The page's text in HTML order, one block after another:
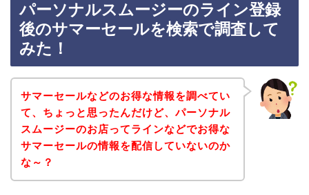
パーソナルスムージーのライン登録
後のサマーセールを検索で調査して
みた！
サマーセールなどのお得な情報を調べてい
て、ちょっと思ったんだけど、パーソナル
スムージーのお店ってラインなどでお得な
サマーセールの情報を配信していないのか
な～？